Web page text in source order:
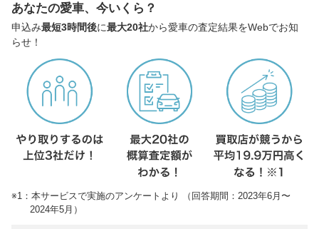
あなたの愛車、今いくら？
申込み最短3時間後に最大20社から愛車の査定結果をWebでお知
らせ！
※1：本サービスで実施のアンケートより （回答期間：2023年6月〜
2024年5月）